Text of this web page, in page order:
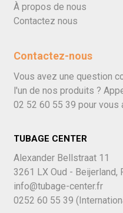
À propos de nous
Contactez nous
Contactez-nous
Vous avez une question
l'un de nos produits ?
02 52 60 55 39 pour vous
TUBAGE CENTER
Alexander Bellstraat 11
3261 LX Oud - Beijerland,
info@tubage-center.fr
0252 60 55 39